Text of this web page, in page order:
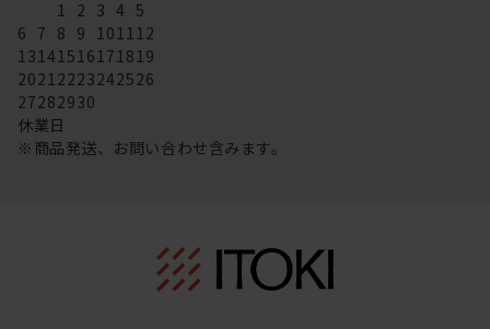
1 2 3 4 5
6 7 8 9 101112
13141516171819
20212223242526
27282930
休業日
※商品発送、お問い合わせ含みます。